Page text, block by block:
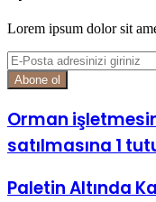
Lorem ipsum dolor sit
E-
Posta
adresinizi
Orman
satılmasına 1
Paletin Altında